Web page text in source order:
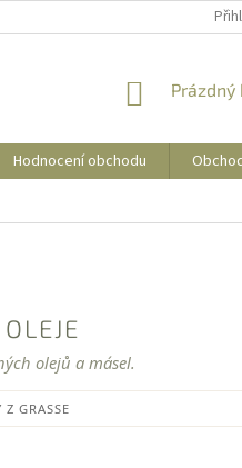
NÁKUPNÍ
Prázdný
Hodnocení obchodu
olejů a másel.
Z GRASSE